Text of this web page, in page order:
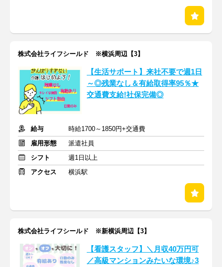
株式会社ライフシールド ※横浜周辺【3】
【生活サポート】来社不要で週1日
～◎残業なし＆有給取得率95％★
交通費支給!社保完備◎
給与
時給1700～1850円+交通費
雇用形態
派遣社員
シフト
週1日以上
アクセス
横浜駅
株式会社ライフシールド ※新横浜周辺【3】
【看護スタッフ】＼月収40万円可
／高級マンションみたいな環境♪3